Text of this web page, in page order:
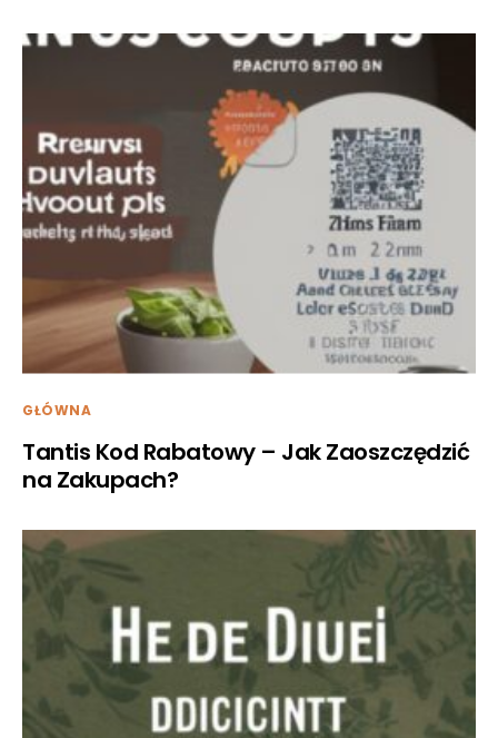
GŁÓWNA
Tantis Kod Rabatowy – Jak Zaoszczędzić
na Zakupach?